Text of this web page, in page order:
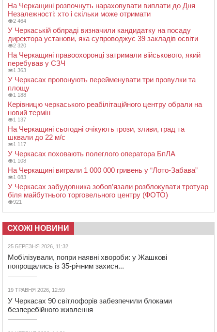
На Черкащині розпочнуть нараховувати виплати до Дня
Незалежності: хто і скільки може отримати
2 464
У Черкаській облраді визначили кандидатку на посаду
директора установи, яка супроводжує 39 закладів освіти
2 320
На Черкащині правоохоронці затримали військового, який
перебував у СЗЧ
1 363
У Черкасах пропонують перейменувати три провулки та
площу
1 188
Керівницю черкаського реабілітаційного центру обрали на
новий термін
1 137
На Черкащині сьогодні очікують грози, зливи, град та
шквали до 22 м/с
1 117
У Черкасах поховають полеглого оператора БпЛА
1 108
На Черкащині виграли 1 000 000 гривень у “Лото-Забава”
1 083
У Черкасах забудовника зобов’язали розблокувати тротуар
біля майбутнього торговельного центру (ФОТО)
921
СХОЖІ НОВИНИ
25 БЕРЕЗНЯ 2026, 11:32
Мобілізували, попри наявні хвороби: у Жашкові
попрощались із 35-річним захисн...
19 ТРАВНЯ 2026, 12:59
У Черкасах 90 світлофорів забезпечили блоками
безперебійного живлення